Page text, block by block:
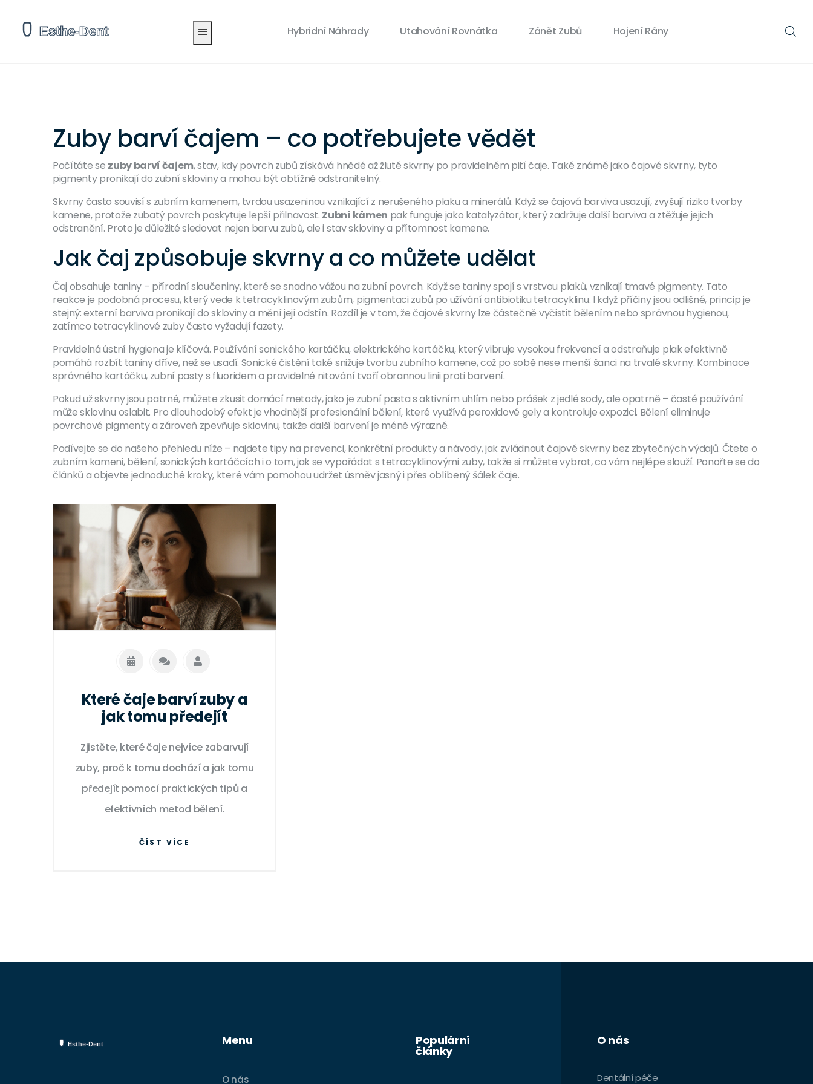
Hybridní Náhrady Utahování Rovnátka Zánět Zubů Hojení Rány
Zuby barví čajem – co potřebujete vědět
Počítáte se zuby barví čajem,stav, kdy povrch zubů získává hnědé až žluté skvrny po pravidelném pití čaje. Také známé jakočajové skvrny, tyto
pigmenty pronikají do zubní skloviny a mohou být obtížně odstranitelný.
Skvrny často souvisí s zubním kamenem, tvrdou usazeninou vznikající z nerušeného plaku a minerálů. Když se čajová barviva usazují, zvyšují riziko tvorby
kamene, protože zubatý povrch poskytuje lepší přilnavost. Zubní kámen pak funguje jako katalyzátor, který zadržuje další barviva a ztěžuje jejich
odstranění. Proto je důležité sledovat nejen barvu zubů, ale i stav skloviny a přítomnost kamene.
Jak čaj způsobuje skvrny a co můžete udělat
Čaj obsahuje taniny – přírodní sloučeniny, které se snadno vážou na zubní povrch. Když se taniny spojí s vrstvou plaků, vznikají tmavé pigmenty. Tato
reakce je podobná procesu, který vede k tetracyklinovým zubům, pigmentaci zubů po užívání antibiotiku tetracyklinu. I když příčiny jsou odlišné, princip je
stejný: externí barviva pronikají do skloviny a mění její odstín. Rozdíl je v tom, že čajové skvrny lze částečně vyčistit bělením nebo správnou hygienou,
zatímco tetracyklinové zuby často vyžadují fazety.
Pravidelná ústní hygiena je klíčová. Používánísonického kartáčku,elektrického kartáčku, který vibruje vysokou frekvencí a odstraňuje plak efektivně
pomáhá rozbít taniny dříve, než se usadí. Sonické čistění také snižuje tvorbu zubního kamene, což po sobě nese menší šanci na trvalé skvrny. Kombinace
správného kartáčku, zubní pasty s fluoridem a pravidelné nitování tvoří obrannou linii proti barvení.
Pokud už skvrny jsou patrné, můžete zkusit domácí metody, jako je zubní pasta s aktivním uhlím nebo prášek z jedlé sody, ale opatrně – časté používání
může sklovinu oslabit. Pro dlouhodobý efekt je vhodnější profesionální bělení, které využívá peroxidové gely a kontroluje expozici. Bělení eliminuje
povrchové pigmenty a zároveň zpevňuje sklovinu, takže další barvení je méně výrazné.
Podívejte se do našeho přehledu níže – najdete tipy na prevenci, konkrétní produkty a návody, jak zvládnout čajové skvrny bez zbytečných výdajů. Čtete o
zubním kameni, bělení, sonických kartáčcích i o tom, jak se vypořádat s tetracyklinovými zuby, takže si můžete vybrat, co vám nejlépe slouží. Ponořte se do
článků a objevte jednoduché kroky, které vám pomohou udržet úsměv jasný i přes oblíbený šálek čaje.
Které čaje barví zuby a
jak tomu předejít
Zjistěte, které čaje nejvíce zabarvují
zuby, proč k tomu dochází a jak tomu
předejít pomocí praktických tipů a
efektivních metod bělení.
ČÍST VÍCE
Menu
O nás
Populární
články
O nás
Dentální péče